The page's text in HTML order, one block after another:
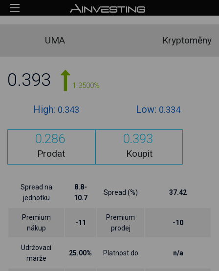
UMA Kryptoměny
0.393 1.3500%
High: 0.343 Low: 0.334
0.286
Prodat
0.393
Koupit
Spread na
jednotku
8.8-
10.7
Spread (%) 37.42
Premium
nákup
-11
Premium
prodej
-10
Udržovací
marže
25.00% Platnost do n/a